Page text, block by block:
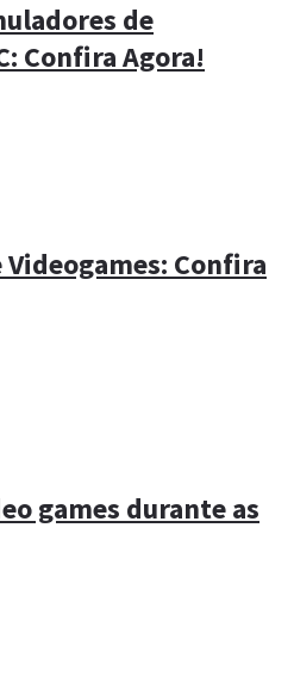
de
Confira Agora!
Confira
games durante as